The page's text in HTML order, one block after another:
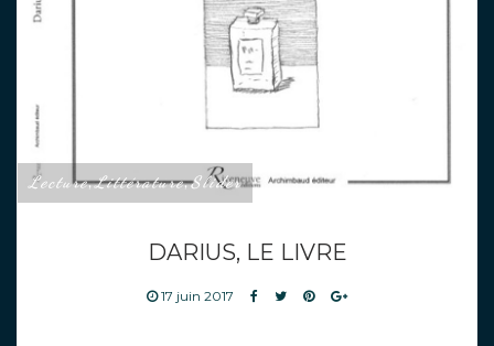
Lecture,Littérature,Slider
DARIUS, LE LIVRE
17 juin 2017